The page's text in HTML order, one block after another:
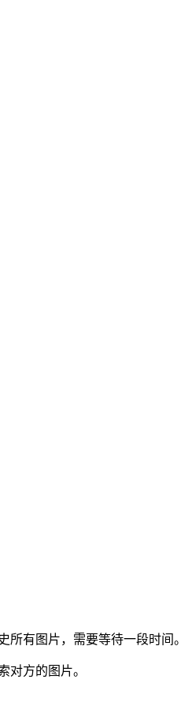
有图片，需要等待一段时间。
对方的图片。